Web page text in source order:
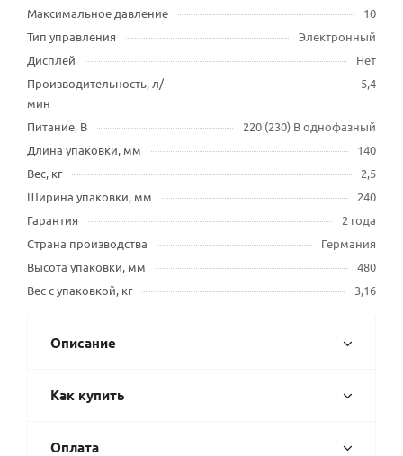
Максимальное давление
10
Тип управления
Электронный
Дисплей
Нет
Производительность, л/
мин
5,4
Питание, В
220 (230) В однофазный
Длина упаковки, мм
140
Вес, кг
2,5
Ширина упаковки, мм
240
Гарантия
2 года
Страна производства
Германия
Высота упаковки, мм
480
Вес с упаковкой, кг
3,16
Описание
Как купить
Оплата